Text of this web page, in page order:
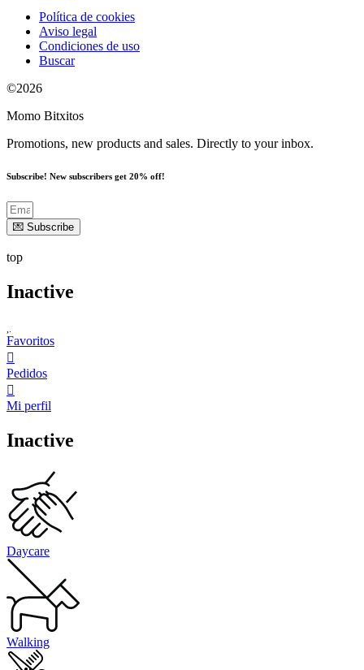
Política de cookies
Aviso legal
Condiciones de uso
Buscar
©2026
Momo Bitxitos
Promotions, new products and sales. Directly to your inbox.
Subscribe! New subscribers get 20% off!
💌 Subscribe
top
Inactive
Favoritos
Pedidos
Mi perfil
Inactive
Daycare
Walking